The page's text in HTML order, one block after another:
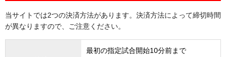
当サイトでは2つの決済方法があります。決済方法によって締切時間
が異なりますので、ご注意ください。
最初の指定試合開始10分前まで